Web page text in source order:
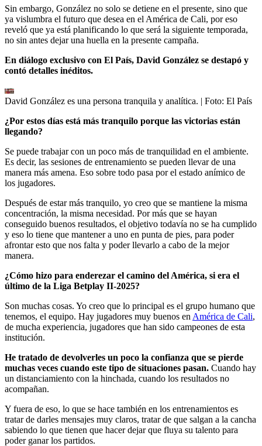
Sin embargo, González no solo se detiene en el presente, sino que
ya vislumbra el futuro que desea en el América de Cali, por eso
reveló que ya está planificando lo que será la siguiente temporada,
no sin antes dejar una huella en la presente campaña.
En diálogo exclusivo con El País, David González se destapó y
contó detalles inéditos.
David González es una persona tranquila y analítica. | Foto: El País
¿Por estos días está más tranquilo porque las victorias están
llegando?
Se puede trabajar con un poco más de tranquilidad en el ambiente.
Es decir, las sesiones de entrenamiento se pueden llevar de una
manera más amena. Eso sobre todo pasa por el estado anímico de
los jugadores.
Después de estar más tranquilo, yo creo que se mantiene la misma
concentración, la misma necesidad. Por más que se hayan
conseguido buenos resultados, el objetivo todavía no se ha cumplido
y eso lo tiene que mantener a uno en punta de pies, para poder
afrontar esto que nos falta y poder llevarlo a cabo de la mejor
manera.
¿Cómo hizo para enderezar el camino del América, si era el
último de la Liga Betplay II-2025?
Son muchas cosas. Yo creo que lo principal es el grupo humano que
tenemos, el equipo. Hay jugadores muy buenos en América de Cali,
de mucha experiencia, jugadores que han sido campeones de esta
institución.
He tratado de devolverles un poco la confianza que se pierde
muchas veces cuando este tipo de situaciones pasan. Cuando hay
un distanciamiento con la hinchada, cuando los resultados no
acompañan.
Y fuera de eso, lo que se hace también en los entrenamientos es
tratar de darles mensajes muy claros, tratar de que salgan a la cancha
sabiendo lo que tienen que hacer dejar que fluya su talento para
poder ganar los partidos.